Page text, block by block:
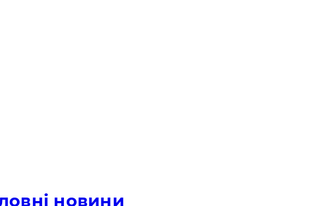
новини